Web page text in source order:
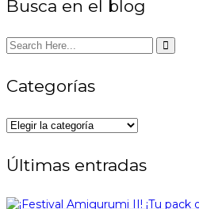
Busca en el blog
Categorías
Categorías
Últimas entradas